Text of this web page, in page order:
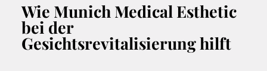
Wie Munich Medical Esthetic
bei der
Gesichtsrevitalisierung hilft